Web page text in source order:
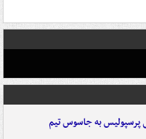
پرسپولیس به جاسوس تیم